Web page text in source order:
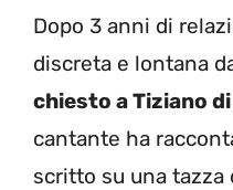
Dopo 3 anni di
discreta e lontana
chiesto a Tiziano
cantante ha
scritto su una tazza